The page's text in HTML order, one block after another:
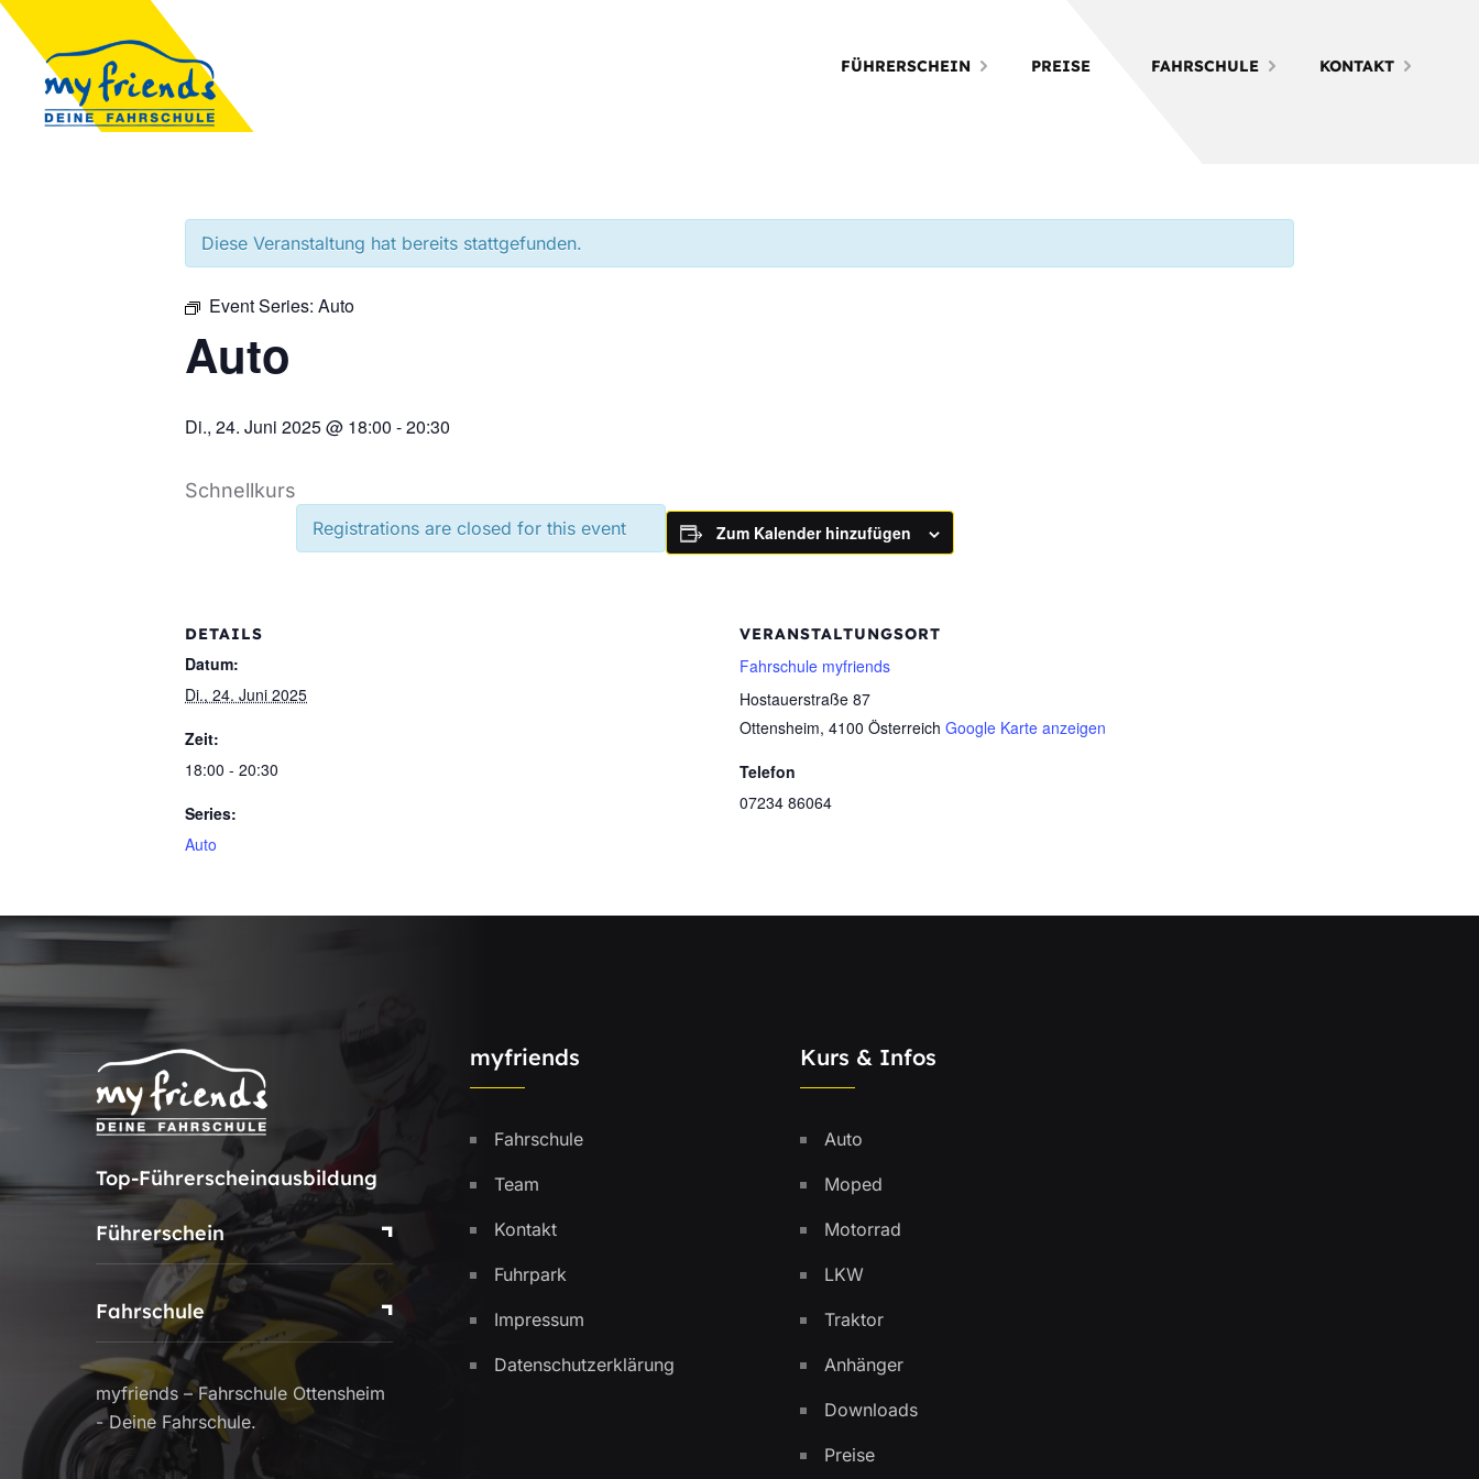
FÜHRERSCHEIN PREISE FAHRSCHULE KONTAKT
Diese Veranstaltung hat bereits stattgefunden.
Event Series: Auto
Auto
Di., 24. Juni 2025 @ 18:00 -20:30
Schnellkurs
Registrations are closed for this event Zum Kalender hinzufügen
DETAILS
Datum:
Di., 24. Juni 2025
Zeit:
18:00 - 20:30
Series:
Auto
VERANSTALTUNGSORT
Fahrschule myfriends
Hostauerstraße 87
Ottensheim, 4100 Österreich Google Karte anzeigen
Telefon
07234 86064
Top-Führerscheinausbildung
Führerschein
Fahrschule
myfriends – Fahrschule Ottensheim
- Deine Fahrschule.
myfriends
Fahrschule
Team
Kontakt
Fuhrpark
Impressum
Datenschutzerklärung
Kurs & Infos
Auto
Moped
Motorrad
LKW
Traktor
Anhänger
Downloads
Preise